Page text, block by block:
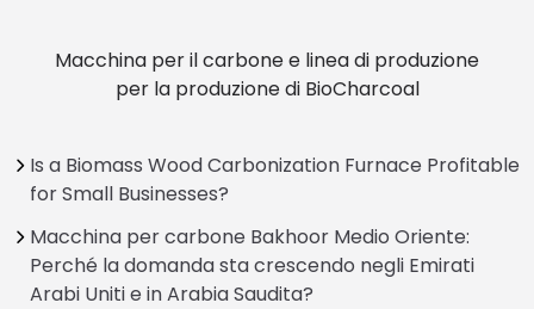
Macchina per il carbone e linea di produzione
per la produzione di BioCharcoal
Is a Biomass Wood Carbonization Furnace Profitable
for Small Businesses?
Macchina per carbone Bakhoor Medio Oriente:
Perché la domanda sta crescendo negli Emirati
Arabi Uniti e in Arabia Saudita?